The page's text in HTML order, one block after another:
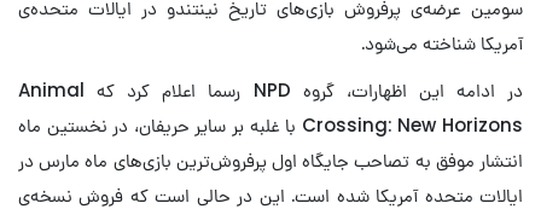
سومین عرضه‌ی پرفروش بازی‌های تاریخ نینتندو در ایالات متحده‌ی
آمریکا شناخته می‌شود.
در ادامه این اظهارات، گروه NPD رسما اعلام کرد که Animal
Crossing: New Horizons با غلبه بر سایر حریفان، در نخستین ماه
انتشار موفق به تصاحب جایگاه اول پرفروش‌ترین بازی‌های ماه مارس در
ایالات متحده آمریکا شده است. این در حالی است که فروش نسخه‌ی